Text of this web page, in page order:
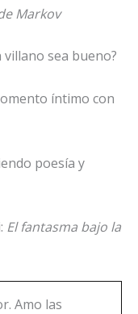
Markov
villano sea bueno?
íntimo con
poesía y
El fantasma bajo la
Amo las